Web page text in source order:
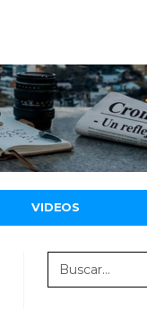
VIDEOS